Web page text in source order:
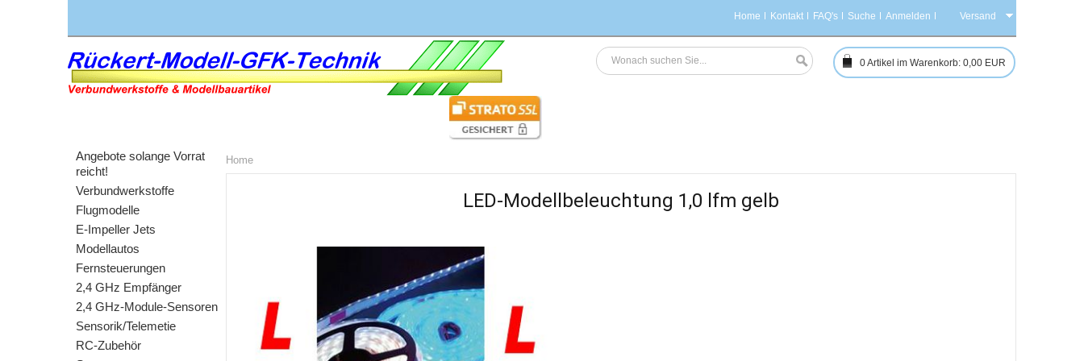
Versand
Home Kontakt FAQ's Suche Anmelden
0Artikel im Warenkorb: 0,00 EUR
Angebote solange Vorrat
reicht!
Verbundwerkstoffe
Flugmodelle
E-Impeller Jets
Modellautos
Fernsteuerungen
2,4 GHz Empfänger
2,4 GHz-Module-Sensoren
Sensorik/Telemetie
RC-Zubehör
Home
LED-Modellbeleuchtung 1,0 lfm gelb